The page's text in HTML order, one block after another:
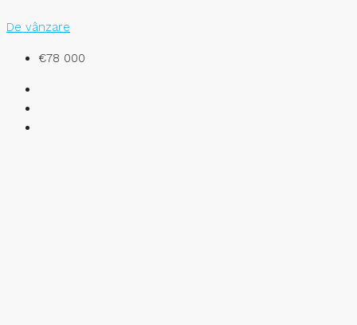
De vânzare
€78 000